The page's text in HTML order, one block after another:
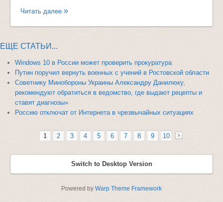
Читать далее
ЕЩЕ СТАТЬИ...
Windows 10 в России может проверить прокуратура
Путин поручил вернуть военных с учений в Ростовской области
Советнику Минобороны Украины Александру Данилюку,
рекомендуют обратиться в ведомство, где выдают рецепты и
ставят диагнозы»
Россию отключат от Интернета в чрезвычайных ситуациях
1 2 3 4 5 6 7 8 9 10
Switch to Desktop Version
Powered by Warp Theme Framework